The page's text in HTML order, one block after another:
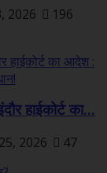
2026
196
हाईकोर्ट का...
2026 47